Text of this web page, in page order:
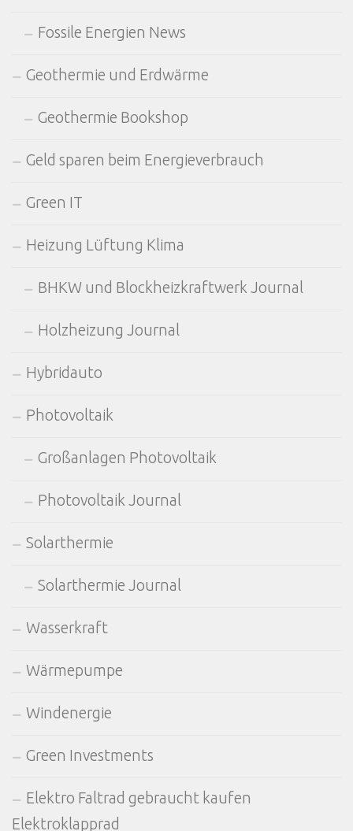
Fossile Energien News
Geothermie und Erdwärme
Geothermie Bookshop
Geld sparen beim Energieverbrauch
Green IT
Heizung Lüftung Klima
BHKW und Blockheizkraftwerk Journal
Holzheizung Journal
Hybridauto
Photovoltaik
Großanlagen Photovoltaik
Photovoltaik Journal
Solarthermie
Solarthermie Journal
Wasserkraft
Wärmepumpe
Windenergie
Green Investments
Elektro Faltrad gebraucht kaufen
Elektroklapprad